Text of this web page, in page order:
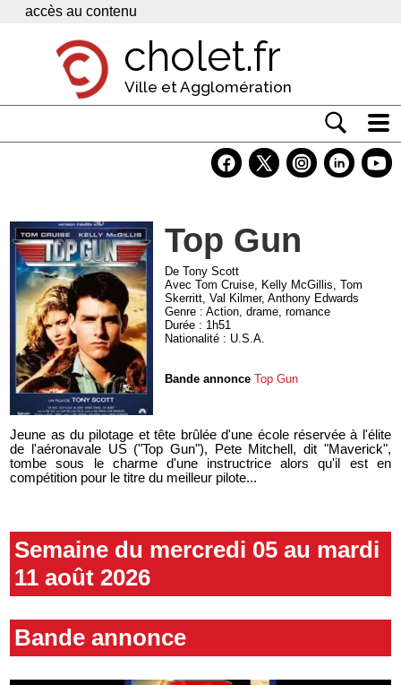
Panneau de gestion des cookies
accès au contenu
cholet.fr
Ville et Agglomération
Economie
Services
Contacts
Top Gun
De Tony Scott
Avec Tom Cruise, Kelly McGillis, Tom
Skerritt, Val Kilmer, Anthony Edwards
Genre : Action, drame, romance
Durée : 1h51
Nationalité : U.S.A.
Bande annonce Top Gun
Jeune as du pilotage et tête brûlée d'une école réservée à l'élite
de l'aéronavale US ("Top Gun"), Pete Mitchell, dit "Maverick",
tombe sous le charme d'une instructrice alors qu'il est en
compétition pour le titre du meilleur pilote...
Semaine du mercredi 05 au mardi
11 août 2026
Bande annonce